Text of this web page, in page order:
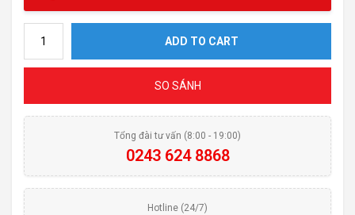
ADD TO CART
SO SÁNH
Tổng đài tư vấn (8:00 - 19:00)
0243 624 8868
Hotline (24/7)